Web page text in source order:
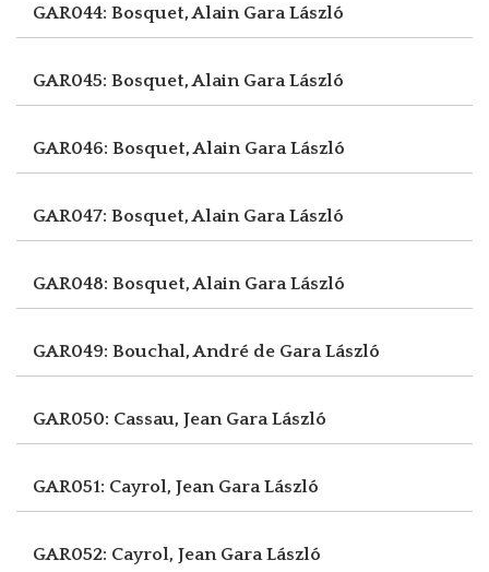
GAR044: Bosquet, Alain Gara László
GAR045: Bosquet, Alain Gara László
GAR046: Bosquet, Alain Gara László
GAR047: Bosquet, Alain Gara László
GAR048: Bosquet, Alain Gara László
GAR049: Bouchal, André de Gara László
GAR050: Cassau, Jean Gara László
GAR051: Cayrol, Jean Gara László
GAR052: Cayrol, Jean Gara László